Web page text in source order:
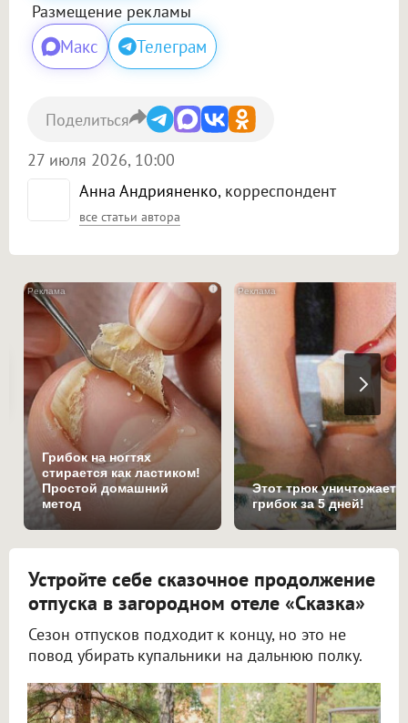
Размещение рекламы
Макс Телеграм
Анна Андрияненко, корреспондент
все статьи автора
27 июля 2026, 10:00
Поделиться
i
Грибок на ногтях
стирается как ластиком!
Простой домашний
метод
Этот трюк уничтожает
грибок за 5 дней!
Устройте себе сказочное продолжение
отпуска в загородном отеле «Сказка»
Сезон отпусков подходит к концу, но это не
повод убирать купальники на дальнюю полку.